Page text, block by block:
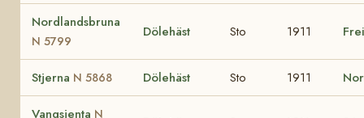
Nordlandsbruna
N 5799
Dölehäst Sto 1911
Stjerna N 5868 Dölehäst Sto 1911
Vangsjenta N